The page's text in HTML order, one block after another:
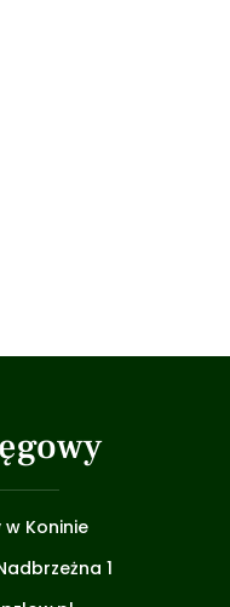
Koninie
1